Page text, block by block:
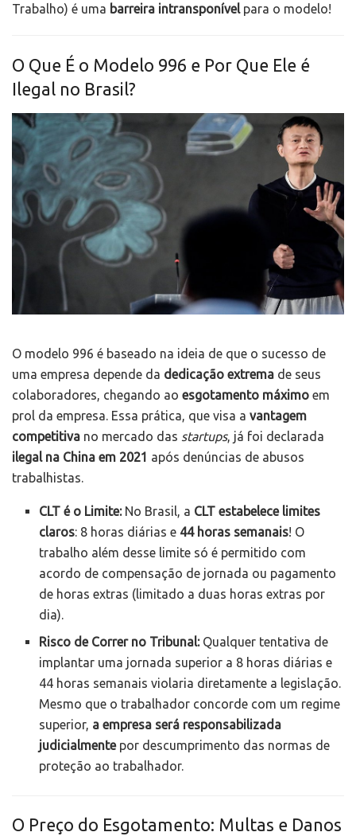
Trabalho) é uma barreira intransponívelpara o modelo!
O Que É o Modelo 996 e Por Que Ele é
Ilegal no Brasil?
O modelo 996 é baseado na ideia de que o sucesso de
uma empresa depende da dedicação extrema de seus
colaboradores, chegando ao esgotamento máximo em
prol da empresa. Essa prática, que visa a vantagem
competitiva no mercado das startups, já foi declarada
ilegal na China em 2021 após denúncias de abusos
trabalhistas.
CLT é o Limite:No Brasil, a CLT estabelece limites
claros: 8 horas diárias e 44 horas semanais! O
trabalho além desse limite só é permitido com
acordo de compensação de jornada ou pagamento
de horas extras (limitado a duas horas extras por
dia).
Risco de Correr no Tribunal:Qualquer tentativa de
implantar uma jornada superior a 8 horas diárias e
44 horas semanais violaria diretamente a legislação.
Mesmo que o trabalhador concorde com um regime
superior, a empresa será responsabilizada
judicialmentepor descumprimento das normas de
proteção ao trabalhador.
O Preço do Esgotamento: Multas e Danos